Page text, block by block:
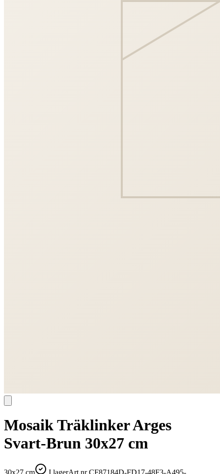
Mosaik Träklinker Arges
Svart-Brun 30x27 cm
30x27 cm I lagerArt.nrCF87184D-FD17-48F3-A495-